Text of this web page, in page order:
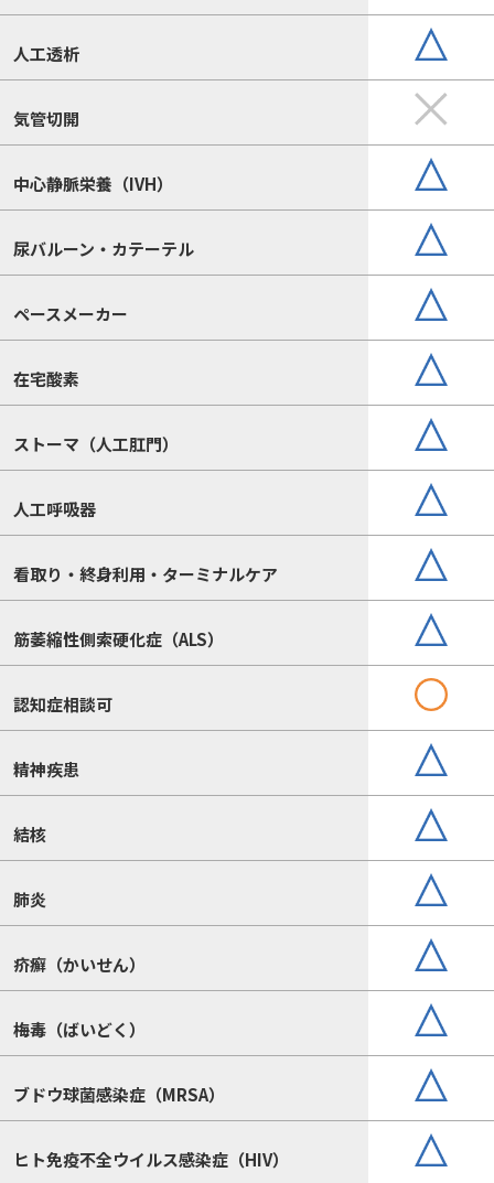
人工透析
気管切開
中心静脈栄養（IVH）
尿バルーン・カテーテル
ペースメーカー
在宅酸素
ストーマ（人工肛門）
人工呼吸器
看取り・終身利用・ターミナルケア
筋萎縮性側索硬化症（ALS）
認知症相談可
精神疾患
結核
肺炎
疥癬（かいせん）
梅毒（ばいどく）
ブドウ球菌感染症（MRSA）
ヒト免疫不全ウイルス感染症（HIV）